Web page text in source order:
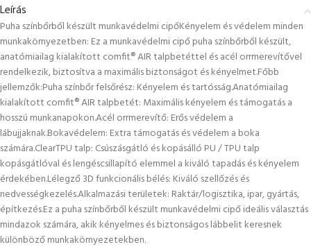
Leírás
Puha színbőrből készült munkavédelmi cipőKényelem és védelem minden
munkakörnyezetben: Ez a munkavédelmi cipő puha színbőrből készült,
anatómiailag kialakított comfit® AIR talpbetéttel és acél orrmerevítővel
rendelkezik, biztosítva a maximális biztonságot és kényelmet.Főbb
jellemzők:Puha színbőr felsőrész: Kényelem és tartósság.Anatómiailag
kialakított comfit® AIR talpbetét: Maximális kényelem és támogatás a
hosszú munkanapokon.Acél orrmerevítő: Erős védelem a
lábujjaknak.Bokavédelem: Extra támogatás és védelem a boka
számára.ClearTPU talp: Csúszásgátló és kopásálló PU / TPU talp
kopásgátlóval és lengéscsillapító elemmel a kiváló tapadás és kényelem
érdekében.Lélegző 3D funkcionális bélés: Kiváló szellőzés és
nedvességkezelés.Alkalmazási területek: Raktár/logisztika, ipar, gyártás,
építkezés.Ez a puha színbőrből készült munkavédelmi cipő ideális választás
mindazok számára, akik kényelmes és biztonságos lábbelit keresnek
különböző munkakörnyezetekben.